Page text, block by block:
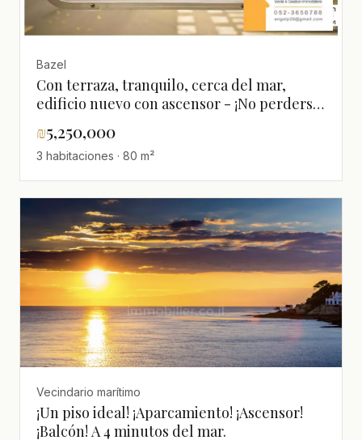
Bazel
Con terraza, tranquilo, cerca del mar,
edificio nuevo con ascensor - ¡No perderse!
magnífico, renovado
₪5,250,000
3 habitaciones · 80 m²
Vecindario marítimo
¡Un piso ideal! ¡Aparcamiento! ¡Ascensor!
¡Balcón! A 4 minutos del mar.